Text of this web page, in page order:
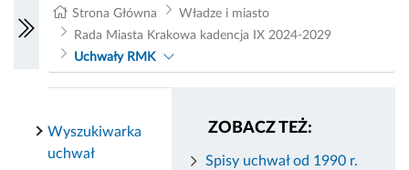
Strona Główna
Władze i miasto
Rada Miasta Krakowa kadencja IX 2024-2029
Uchwały RMK
ZOBACZ TEŻ:
Spisy uchwał od 1990 r.
Wyszukiwarka
uchwał